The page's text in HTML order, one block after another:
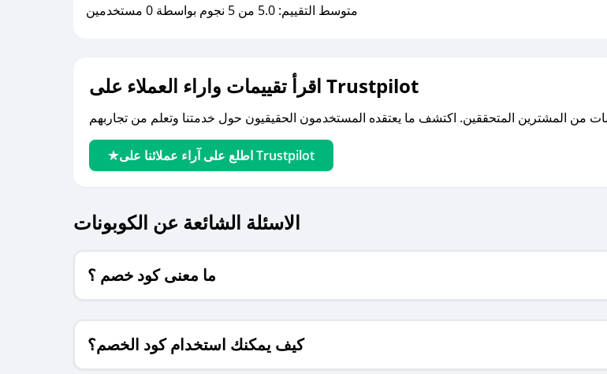
متوسط التقييم: 5.0 من 5 نجوم بواسطة 0 مستخدمين
اقرأ تقييمات واراء العملاء على Trustpilot
اطلع على آراء عملائنا على Trustpilot
الاسئلة الشائعة عن الكوبونات
ما معنى كود خصم ؟
كيف يمكنك استخدام كود الخصم؟